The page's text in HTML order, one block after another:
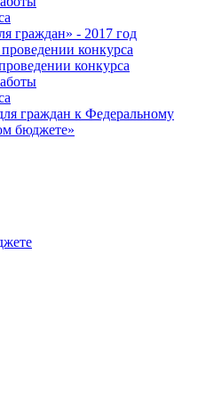
граждан» - 2017 год
конкурса
конкурса
граждан к Федеральному
бюджете»